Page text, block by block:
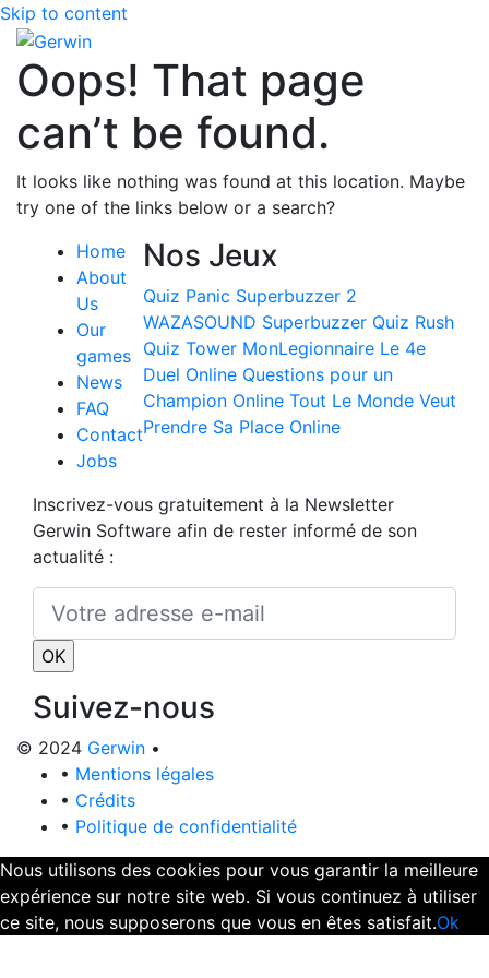
Skip to content
Oops! That page
can’t be found.
It looks like nothing was found at this location. Maybe
try one of the links below or a search?
Home
About
Us
Our
games
News
FAQ
Contact
Jobs
Nos Jeux
Quiz Panic Superbuzzer 2
WAZASOUND Superbuzzer Quiz Rush
Quiz Tower MonLegionnaire Le 4e
Duel Online Questions pour un
Champion Online Tout Le Monde Veut
Prendre Sa Place Online
Inscrivez-vous gratuitement à la Newsletter
Gerwin Software afin de rester informé de son
actualité :
Suivez-nous
© 2024 Gerwin •
• Mentions légales
• Crédits
• Politique de confidentialité
Nous utilisons des cookies pour vous garantir la meilleure
expérience sur notre site web. Si vous continuez à utiliser
ce site, nous supposerons que vous en êtes satisfait.Ok